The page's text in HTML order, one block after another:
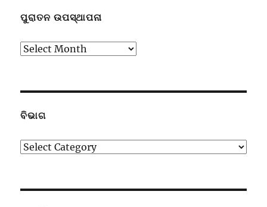
ପୁରାତନ ଉପସ୍ଥାପନା
ପୁରାତନ
ବିଭାଗ
ବିଭାଗ